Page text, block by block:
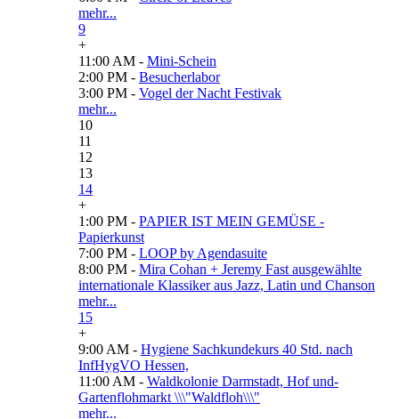
mehr...
9
+
11:00 AM - Mini-Schein
2:00 PM - Besucherlabor
3:00 PM - Vogel der Nacht Festivak
mehr...
10
11
12
13
14
+
1:00 PM - PAPIER IST MEIN GEMÜSE -
Papierkunst
7:00 PM - LOOP by Agendasuite
8:00 PM - Mira Cohan + Jeremy Fast ausgewählte
internationale Klassiker aus Jazz, Latin und Chanson
mehr...
15
+
9:00 AM - Hygiene Sachkundekurs 40 Std. nach
InfHygVO Hessen,
11:00 AM - Waldkolonie Darmstadt, Hof und-
Gartenflohmarkt \\\"Waldfloh\\\"
mehr...